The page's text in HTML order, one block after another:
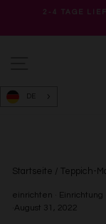
Inhalt
2-4 TAGE
Startseite / Teppich-
einrichten Einrichtung
August 31, 2022